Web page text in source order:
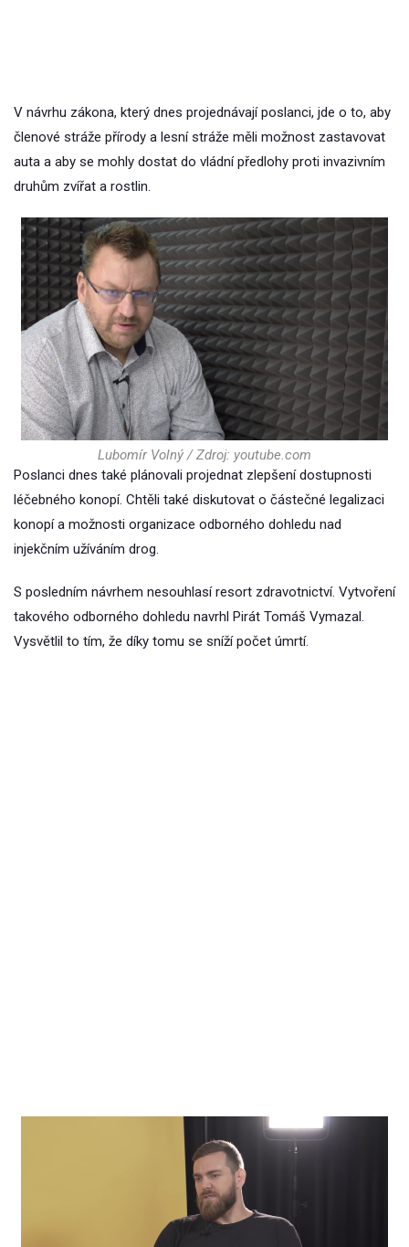
V návrhu zákona, který dnes projednávají poslanci, jde o to, aby
členové stráže přírody a lesní stráže měli možnost zastavovat
auta a aby se mohly dostat do vládní předlohy proti invazivním
druhům zvířat a rostlin.
Lubomír Volný / Zdroj: youtube.com
Poslanci dnes také plánovali projednat zlepšení dostupnosti
léčebného konopí. Chtěli také diskutovat o částečné legalizaci
konopí a možnosti organizace odborného dohledu nad
injekčním užíváním drog.
S posledním návrhem nesouhlasí resort zdravotnictví. Vytvoření
takového odborného dohledu navrhl Pirát Tomáš Vymazal.
Vysvětlil to tím, že díky tomu se sníží počet úmrtí.